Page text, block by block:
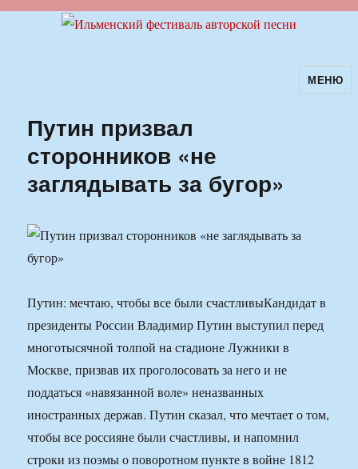
Ильменский фестиваль авторскойМЕНЮ
Путин призвал
сторонников «не
заглядывать за бугор»
Путин: мечтаю, чтобы все были счастливыКандидат в
президенты России Владимир Путин выступил перед
многотысячной толпой на стадионе Лужники в
Москве, призвав их проголосовать за него и не
поддаться «навязанной воле» неназванных
иностранных держав. Путин сказал, что мечтает о том,
чтобы все россияне были счастливы, и напомнил
строки из поэмы о поворотном пункте в войне 1812